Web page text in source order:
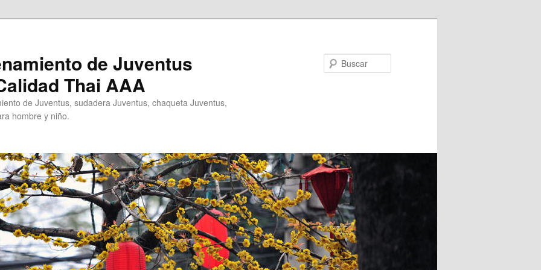
de Juventus
Thai AAA
de Juventus, sudadera Juventus, chaqueta Juventus,
hombre y niño.